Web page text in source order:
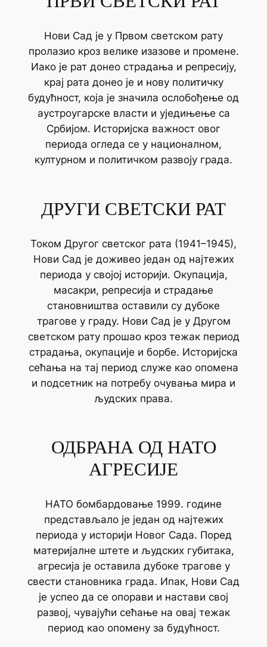
Нови Сад је у Првом светском рату
пролазио кроз велике изазове и промене.
Иако је рат донео страдања и репресију,
крај рата донео је и нову политичку
будућност, која је значила ослобођење од
аустроугарске власти и уједињење са
Србијом. Историјска важност овог
периода огледа се у националном,
културном и политичком развоју града.
ДРУГИ СВЕТСКИ РАТ
Током Другог светског рата (1941–1945),
Нови Сад је доживео један од најтежих
периода у својој историји. Окупација,
масакри, репресија и страдање
становништва оставили су дубоке
трагове у граду. Нови Сад је у Другом
светском рату прошао кроз тежак период
страдања, окупације и борбе. Историјска
сећања на тај период служе као опомена
и подсетник на потребу очувања мира и
људских права.
ОДБРАНА ОД НАТО
АГРЕСИЈЕ
НАТО бомбардовање 1999. године
представљало је један од најтежих
периода у историји Новог Сада. Поред
материјалне штете и људских губитака,
агресија је оставила дубоке трагове у
свести становника града. Ипак, Нови Сад
је успео да се опорави и настави свој
развој, чувајући сећање на овај тежак
период као опомену за будућност.